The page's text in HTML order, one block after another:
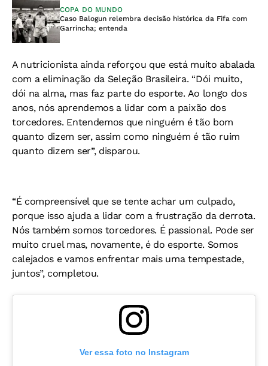
COPA DO MUNDO
Caso Balogun relembra decisão histórica da Fifa com
Garrincha; entenda
A nutricionista ainda reforçou que está muito abalada
com a eliminação da Seleção Brasileira. “Dói muito,
dói na alma, mas faz parte do esporte. Ao longo dos
anos, nós aprendemos a lidar com a paixão dos
torcedores. Entendemos que ninguém é tão bom
quanto dizem ser, assim como ninguém é tão ruim
quanto dizem ser”, disparou.
“É compreensível que se tente achar um culpado,
porque isso ajuda a lidar com a frustração da derrota.
Nós também somos torcedores. É passional. Pode ser
muito cruel mas, novamente, é do esporte. Somos
calejados e vamos enfrentar mais uma tempestade,
juntos”, completou.
Ver essa foto no Instagram